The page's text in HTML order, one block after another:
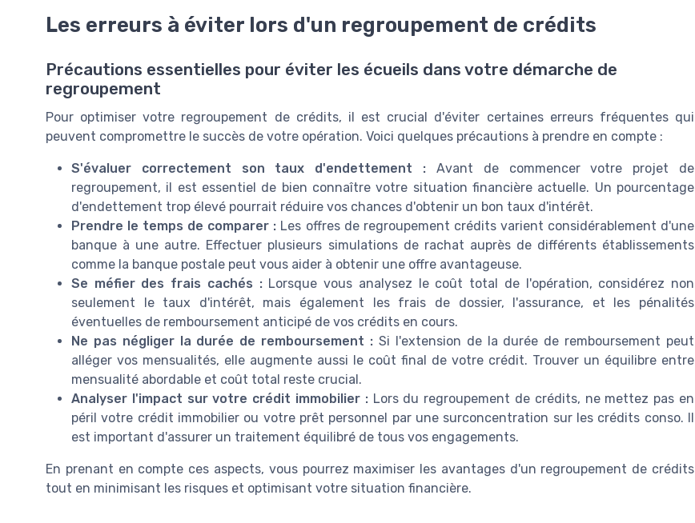
Les erreurs à éviter lors d'un regroupement de crédits
Précautions essentielles pour éviter les écueils dans votre démarche de
regroupement
Pour optimiser votre regroupement de crédits, il est crucial d'éviter certaines erreurs fréquentes qui
peuvent compromettre le succès de votre opération. Voici quelques précautions à prendre en compte :
S'évaluer correctement son taux d'endettement : Avant de commencer votre projet de
regroupement, il est essentiel de bien connaître votre situation financière actuelle. Un pourcentage
d'endettement trop élevé pourrait réduire vos chances d'obtenir un bon taux d'intérêt.
Prendre le temps de comparer : Les offres de regroupement crédits varient considérablement d'une
banque à une autre. Effectuer plusieurs simulations de rachat auprès de différents établissements
comme la banque postale peut vous aider à obtenir une offre avantageuse.
Se méfier des frais cachés :Lorsque vous analysez le coût total de l'opération, considérez non
seulement le taux d'intérêt, mais également les frais de dossier, l'assurance, et les pénalités
éventuelles de remboursement anticipé de vos crédits en cours.
Ne pas négliger la durée de remboursement : Si l'extension de la durée de remboursement peut
alléger vos mensualités, elle augmente aussi le coût final de votre crédit. Trouver un équilibre entre
mensualité abordable et coût total reste crucial.
Analyser l'impact sur votre crédit immobilier :Lors du regroupement de crédits, ne mettez pas en
péril votre crédit immobilier ou votre prêt personnel par une surconcentration sur les crédits conso. Il
est important d'assurer un traitement équilibré de tous vos engagements.
En prenant en compte ces aspects, vous pourrez maximiser les avantages d'un regroupement de crédits
tout en minimisant les risques et optimisant votre situation financière.